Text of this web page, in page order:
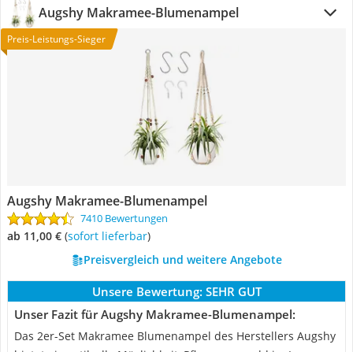
Augshy Makramee-Blumenampel
Preis-Leistungs-Sieger
Augshy Makramee-Blumenampel
7410 Bewertungen
ab 11,00 € ( Sofort lieferbar)
Preisvergleich und weitere Angebote
Unsere Bewertung: SEHR GUT
Unser Fazit für Augshy Makramee-Blumenampel:
Das 2er-Set Makramee Blumenampel des Herstellers Augshy